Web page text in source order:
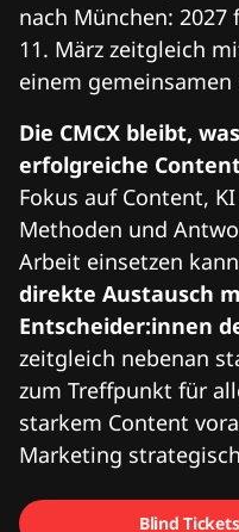
nach München: 2027
11. März zeitgleich
einem
Die CMCX bleibt,
erfolgreiche
Fokus auf Content,
Methoden und
Arbeit einsetzen
direkte Austausch
Entscheider:innen
zeitgleich nebenan
zum Treffpunkt für
starkem Content
Marketing
Blind